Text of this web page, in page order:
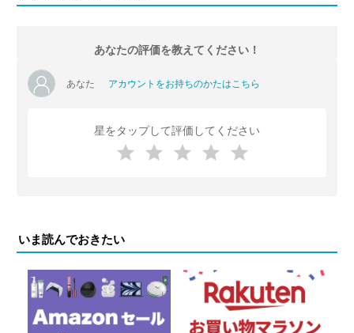
あなたの評価を教えてください！
あなた アカウントをお持ちのかたはこちら
星をタップして評価してください
いま読んでおきたい